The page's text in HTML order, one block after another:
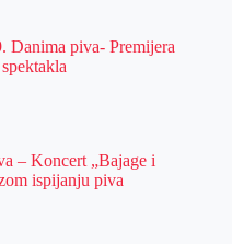
Danima piva- Premijera
– Koncert „Bajage i
ispijanju piva